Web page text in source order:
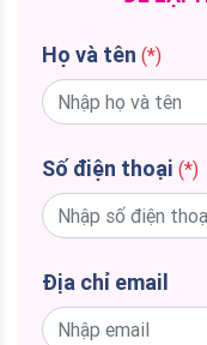
Họ và tên (*)
Số điện thoại (*)
Địa chỉ email